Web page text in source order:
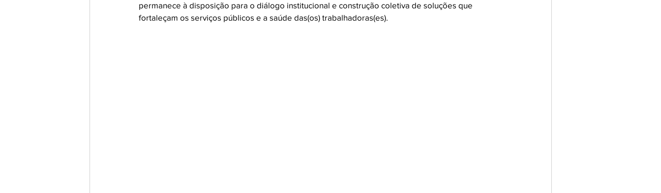
permanece à disposição para o diálogo institucional e construção coletiva de soluções que
fortaleçam os serviços públicos e a saúde das(os) trabalhadoras(es).